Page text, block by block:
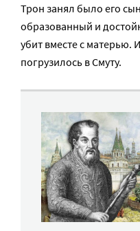
Трон занял было его
образованный и
убит вместе с матерью.
погрузилось в Смуту.